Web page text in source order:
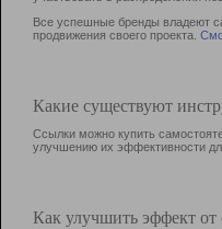
Все успешные бренды владеют
продвижения своего проекта.
Какие существуют
Ссылки можно купить
улучшению их эффективности
Как улучшить эффект от